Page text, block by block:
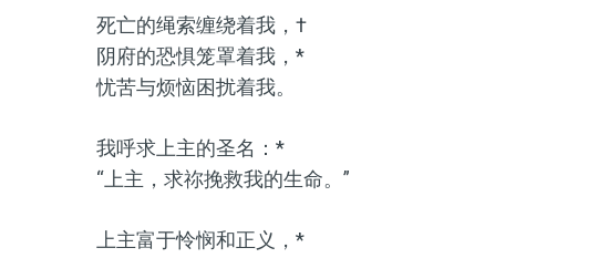
死亡的绳索缠绕着我，†
阴府的恐惧笼罩着我，*
忧苦与烦恼困扰着我。
我呼求上主的圣名：*
“上主，求祢挽救我的生命。”
上主富于怜悯和正义，*